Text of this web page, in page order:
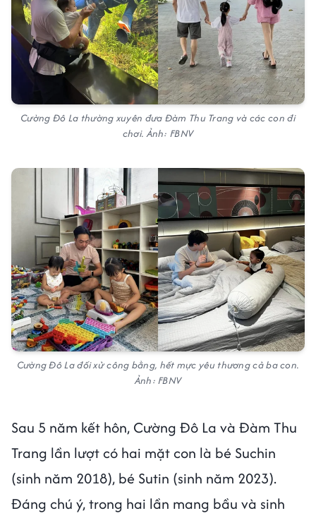
Cường Đô La thường xuyên đưa Đàm Thu Trang và các con đi
chơi. Ảnh: FBNV
Cường Đô La đối xử công bằng, hết mực yêu thương cả ba con.
Ảnh: FBNV
Sau 5 năm kết hôn, Cường Đô La và Đàm Thu
Trang lần lượt có hai mặt con là bé Suchin
(sinh năm 2018), bé Sutin (sinh năm 2023).
Đáng chú ý, trong hai lần mang bầu và sinh